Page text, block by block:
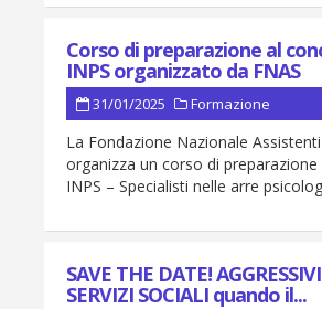
Corso di preparazione al
INPS organizzato da FNAS
31/01/2025 Formazione
La Fondazione Nazionale
organizza un corso di
INPS – Specialisti nelle arre
SAVE THE DATE!
SERVIZI SOCIALI quando il...